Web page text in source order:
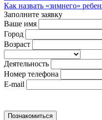
Как назвать «зимнего»
Заполните заявку
Ваше имя
Город
Возраст
Деятельность
Номер телефона
E-mail
Познакомиться